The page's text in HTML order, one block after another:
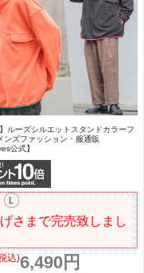
】ルーズシルエットスタンドカラーフ
ンズファッション・服通販
公式】
さまで完売致しまし
6,490円
込)